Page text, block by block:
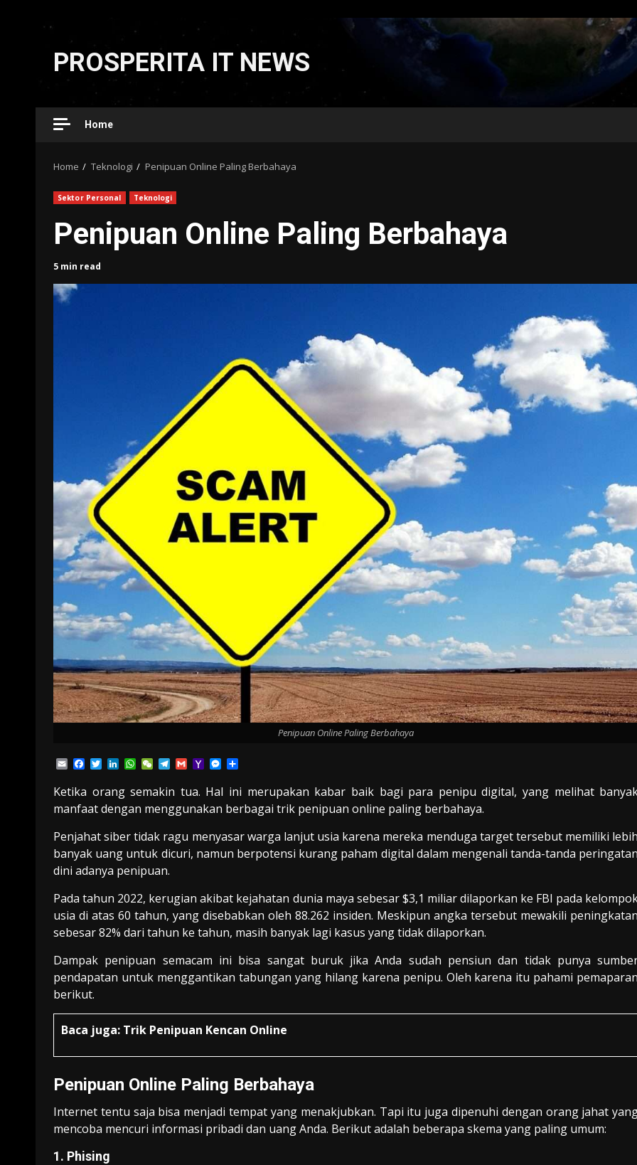
Skip
content
PROSPERITA IT NEWS
Home
Home Teknologi Penipuan Online Paling Berbahaya
Sektor Personal Teknologi
Penipuan Online Paling Berbahaya
5 min read
Penipuan Online Paling Berbahaya
EmailFacebook
TwitterLinkedIn
WhatsApp
WeChatTelegram
GmailYahooMessenger
Ketika orang semakin tua. Hal ini merupakan kabar baik bagi para penipu digital, yang melihat
manfaat dengan menggunakan berbagai trik penipuan online paling berbahaya.
Penjahat siber tidak ragu menyasar warga lanjut usia karena mereka menduga target tersebut memiliki lebih
banyak uang untuk dicuri, namun berpotensi kurang paham digital dalam mengenali tanda-tanda peringatan
dini adanya penipuan.
Pada tahun 2022, kerugian akibat kejahatan dunia maya sebesar $3,1 miliar dilaporkan ke FBI pada
usia di atas 60 tahun, yang disebabkan oleh 88.262 insiden. Meskipun angka tersebut mewakili peningkatan
sebesar 82% dari tahun ke tahun, masih banyak lagi kasus yang tidak dilaporkan.
Dampak penipuan semacam ini bisa sangat buruk jika Anda sudah pensiun dan tidak punya
pendapatan untuk menggantikan tabungan yang hilang karena penipu. Oleh karena itu pahami pemaparan
berikut.
Baca juga: Trik Penipuan Kencan Online
Penipuan Online Paling Berbahaya
Internet tentu saja bisa menjadi tempat yang menakjubkan. Tapi itu juga dipenuhi dengan orang jahat
mencoba mencuri informasi pribadi dan uang Anda. Berikut adalah beberapa skema yang paling umum:
1. Phising